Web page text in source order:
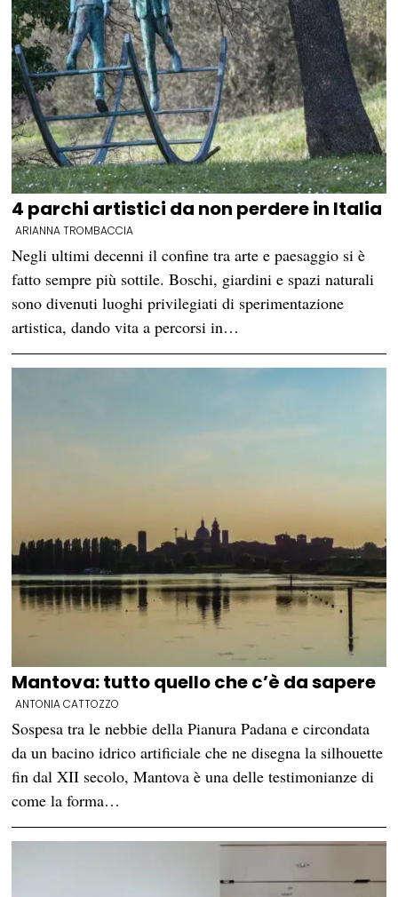
4 parchi artistici da non perdere in Italia
ARIANNA TROMBACCIA
Negli ultimi decenni il confine tra arte e paesaggio si è
fatto sempre più sottile. Boschi, giardini e spazi naturali
sono divenuti luoghi privilegiati di sperimentazione
artistica, dando vita a percorsi in…
Mantova: tutto quello che c’è da sapere
ANTONIA CATTOZZO
Sospesa tra le nebbie della Pianura Padana e circondata
da un bacino idrico artificiale che ne disegna la silhouette
fin dal XII secolo, Mantova è una delle testimonianze di
come la forma…